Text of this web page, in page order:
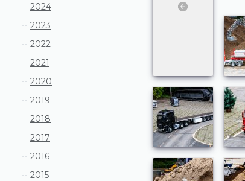
2024
2023
2022
2021
2020
2019
2018
2017
2016
2015